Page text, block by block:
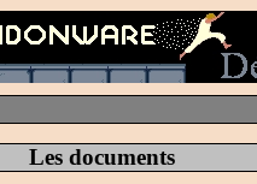
Les documents